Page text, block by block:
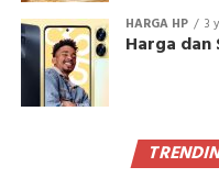
HARGA HP 3
Harga dan